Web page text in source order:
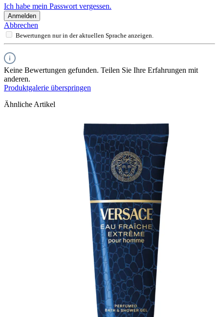
Ich habe mein Passwort vergessen.
Anmelden
Abbrechen
Bewertungen nur in der aktuellen Sprache anzeigen.
Keine Bewertungen gefunden. Teilen Sie Ihre Erfahrungen mit
anderen.
Produktgalerie überspringen
Ähnliche Artikel